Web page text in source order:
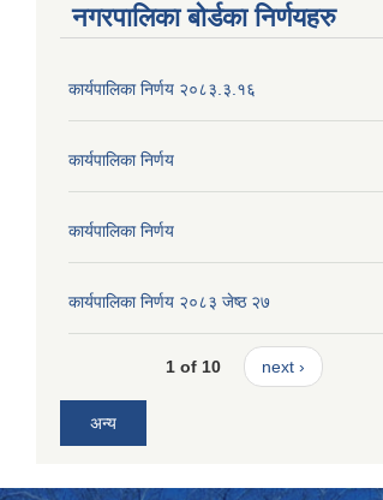
नगरपालिका बोर्डका निर्णयहरु
कार्यपालिका निर्णय २०८३.३.१६
कार्यपालिका निर्णय
कार्यपालिका निर्णय
कार्यपालिका निर्णय २०८३ जेष्ठ २७
1 of 10 next ›
अन्य